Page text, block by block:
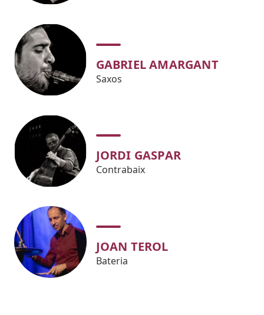
GABRIEL AMARGANT
Saxos
JORDI GASPAR
Contrabaix
JOAN TEROL
Bateria